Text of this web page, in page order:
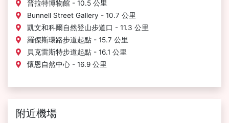
普拉特博物館 - 10.5 公里
Bunnell Street Gallery - 10.7 公里
凱文和科爾自然登山步道口 - 11.3 公里
羅傑斯環路步道起點 - 15.7 公里
貝克雷斯特步道起點 - 16.1 公里
懷恩自然中心 - 16.9 公里
附近機場